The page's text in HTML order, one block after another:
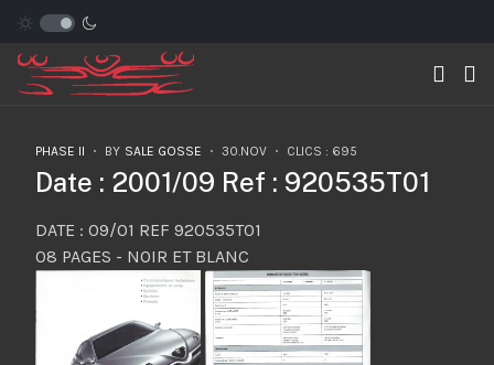
PHASE II BY SALE GOSSE 30.NOV CLICS : 695
Date : 2001/09 Ref : 920535T01
DATE : 09/01 REF 920535T01
08 PAGES - NOIR ET BLANC